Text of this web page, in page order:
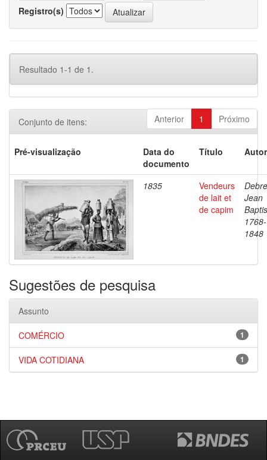
Registro(s)
Resultado 1-1 de 1.
Anterior 1 Próximo
Conjunto de itens:
Pré-visualização
Data do
documento
Título
1835
Vendeurs
de lait et
de capim
Jean
1768-
1848
Sugestões de pesquisa
Assunto
1
COMÉRCIO
1
VIDA COTIDIANA